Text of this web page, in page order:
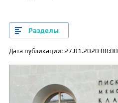
Разделы
Дата публикации: 27.01.2020 00:00